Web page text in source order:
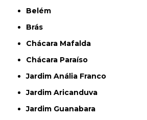
Belém
Brás
Chácara Mafalda
Chácara Paraíso
Jardim Anália Franco
Jardim Aricanduva
Jardim Guanabara